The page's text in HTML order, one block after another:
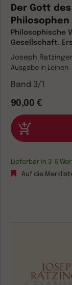
Der Gott
Philosophen
Philosophische
Gesellschaft.
Joseph Ratzinger
Ausgabe in Leinen
Band 3/1
90,00 €
Lieferbar in 3-5
Auf die